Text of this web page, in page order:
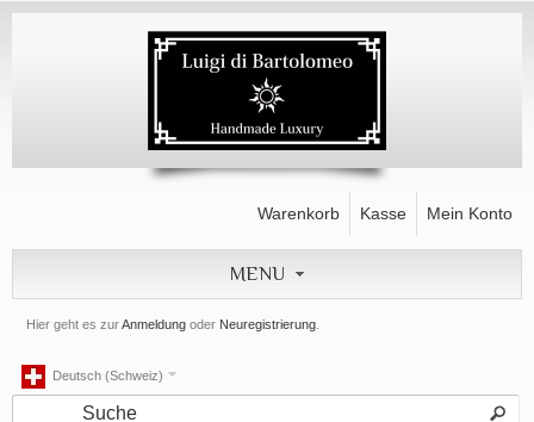
Hier geht es zurAnmeldung oder Neuregistrierung
Warenkorb Kasse Mein Konto
MENU
Deutsch (Schweiz)